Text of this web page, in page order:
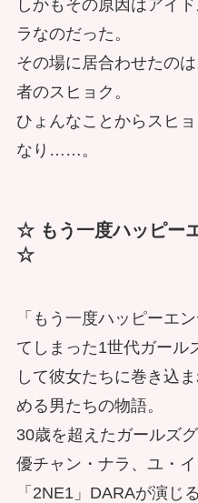
しかもその原因はアイ
ラなのだった。
その場に居合わせたの
者のスヒョク。
ひょんなことからスヒ
なり……。
☆ もう一度ハッピー
☆
「もう一度ハッピーエ
てしまった1世代ガール
して彼女たちに巻き込
める男たちの物語。
30歳を超えたガールズ
優チャン・ナラ、ユ・
「2NE1」DARAが演じる